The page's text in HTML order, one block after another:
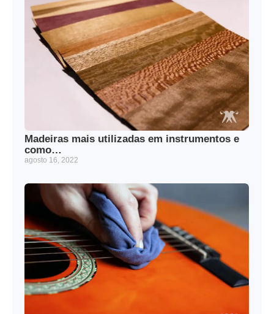
Madeiras mais utilizadas em instrumentos e
como…
agosto 16, 2022